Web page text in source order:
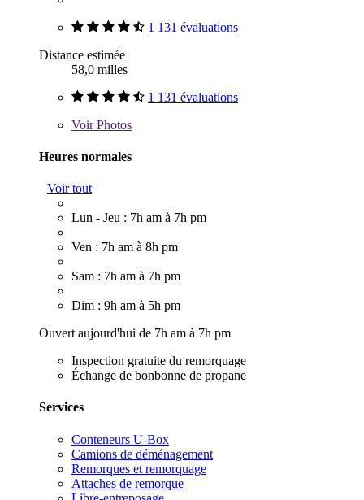
1 131 évaluations
Distance estimée
58,0 milles
1 131 évaluations
VoirPhotos
Heures normales
Voir tout
Lun - Jeu : 7h am à 7h pm
Ven : 7h am à 8h pm
Sam : 7h am à 7h pm
Dim : 9h am à 5h pm
Ouvert aujourd'hui de 7h am à 7h pm
Inspection gratuite du remorquage
Échange de bonbonne de propane
Services
Conteneurs U-Box
Camions de déménagement
Remorques et remorquage
Attaches de remorque